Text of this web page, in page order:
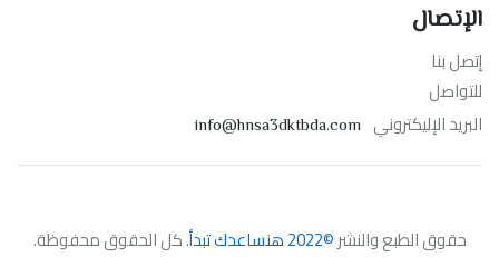
الإتصال
إتصل بنا
للتواصل
البريد الإليكتروني info@hnsa3dktbda.com
حقوق الطبع والنشر©2022 هنساعدك تبدأ . كل الحقوق محفوظة.